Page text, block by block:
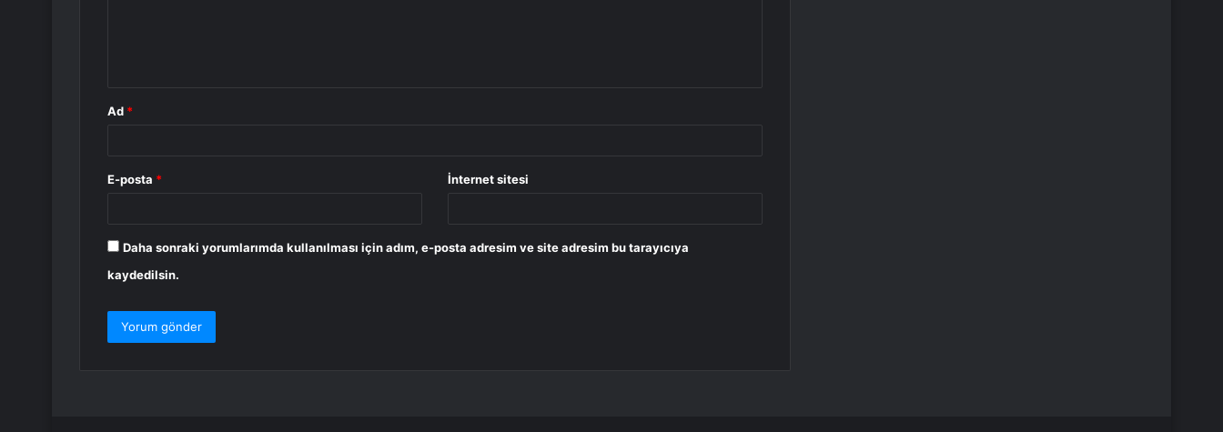
Ad *
E-posta * İnternet sitesi
Daha sonraki yorumlarımda kullanılması için adım, e-posta adresim ve site adresim bu tarayıcıya
kaydedilsin.